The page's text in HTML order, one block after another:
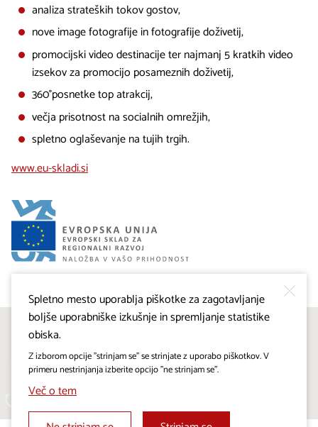
analiza strateških tokov gostov,
nove image fotografije in fotografije doživetij,
promocijski video destinacije ter najmanj 5 kratkih video
izsekov za promocijo posameznih doživetij,
360°posnetke top atrakcij,
večja prisotnost na socialnih omrežjih,
spletno oglaševanje na tujih trgih.
www.eu-skladi.si
Spletno mesto uporablja piškotke za zagotavljanje
boljše uporabniške izkušnje in spremljanje statistike
obiska.
Z izborom opcije "strinjam se" se strinjate z uporabo piškotkov. V
primeru nestrinjanja izberite opcijo "ne strinjam se".
Več o tem